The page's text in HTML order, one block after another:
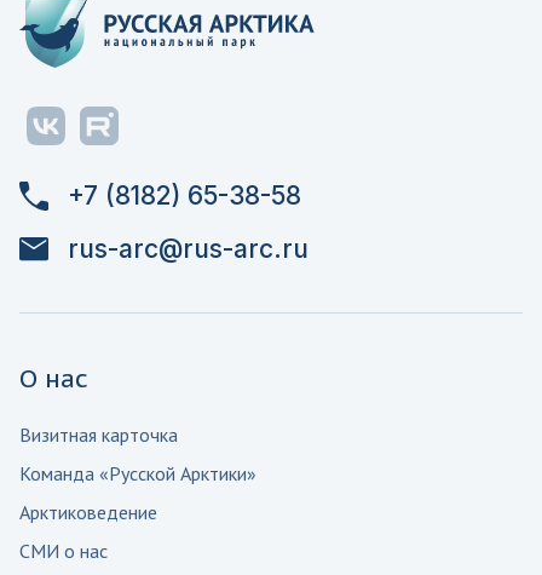
+7 (8182) 65-38-58
rus-arc@rus-arc.ru
О нас
Визитная карточка
Команда «Русской Арктики»
Арктиковедение
СМИ о нас